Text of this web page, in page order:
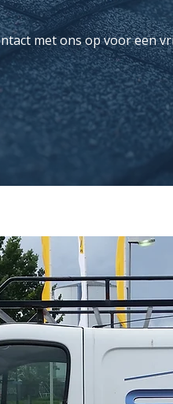
met ons op voor een